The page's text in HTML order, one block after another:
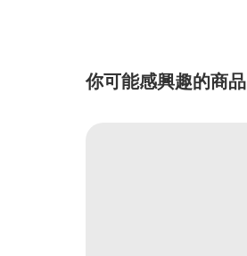
你可能感興趣的商品